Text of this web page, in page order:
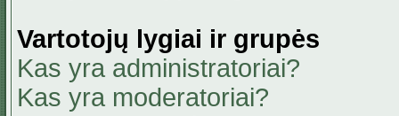
Vartotojų lygiai ir grupės
Kas yra administratoriai?
Kas yra moderatoriai?